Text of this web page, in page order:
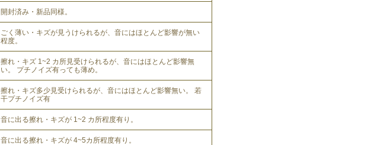
開封済み・新品同様。
ごく薄い・キズが見うけられるが、音にはほとんど影響が無い
程度。
擦れ・キズ 1~2 カ所見受けられるが、音にはほとんど影響無
い。 プチノイズ有っても薄め。
擦れ・キズ多少見受けられるが、音にはほとんど影響無い。 若
干プチノイズ有
音に出る擦れ・キズが 1~2 カ所程度有り。
音に出る擦れ・キズが 4~5カ所程度有り。